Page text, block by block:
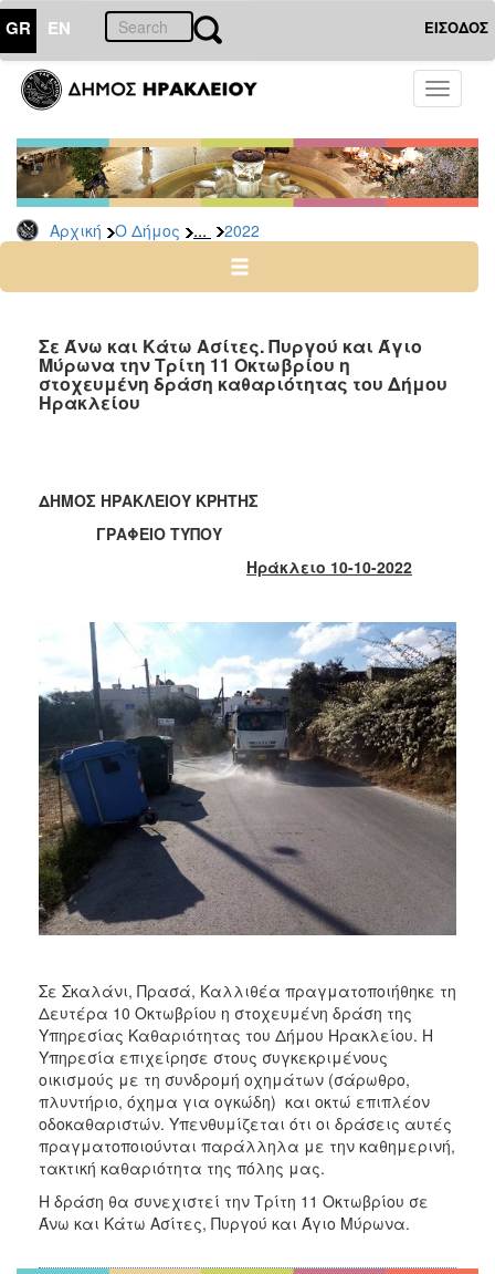
GR EN ΕΙΣΟΔΟΣ
Toggle
Αρχική Ο Δήμος ... 2022
ΔΗΜΟΣ
Δελτία
Τύπου
Αρχείο
2026
2024
2022
2021
2018
2017
2013
2012
2011
2010
2006
ΤΟΠΟΣ
ΑΝΘΕΚΤΙΚΗ
ΠΟΛΗ
Σε Άνω και Κάτω Ασίτες. Πυργού και Άγιο
Μύρωνα την Τρίτη 11 Οκτωβρίου η
στοχευμένη δράση καθαριότητας του Δήμου
Ηρακλείου
ΔΗΜΟΣ ΗΡΑΚΛΕΙΟΥ ΚΡΗΤΗΣ
ΓΡΑΦΕΙΟ ΤΥΠΟΥ
Ηράκλειο 10-10-2022
Σε Σκαλάνι, Πρασά, Καλλιθέα πραγματοποιήθηκε τη
Δευτέρα 10 Οκτωβρίου η στοχευμένη δράση της
Υπηρεσίας Καθαριότητας του Δήμου Ηρακλείου. Η
Υπηρεσία επιχείρησε στους συγκεκριμένους
οικισμούς με τη συνδρομή οχημάτων (σάρωθρο,
πλυντήριο, όχημα για ογκώδη) και οκτώ επιπλέον
οδοκαθαριστών. Υπενθυμίζεται ότι οι δράσεις αυτές
πραγματοποιούνται παράλληλα με την καθημερινή,
τακτική καθαριότητα της πόλης μας.
Η δράση θα συνεχιστεί την Τρίτη 11 Οκτωβρίου σε
Άνω και Κάτω Ασίτες, Πυργού και Άγιο Μύρωνα.